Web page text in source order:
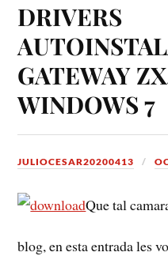
DRIVERS
GATEWAY
WINDOWS 7
JULIOCESAR20200413
Que tal
blog, en esta entrada les